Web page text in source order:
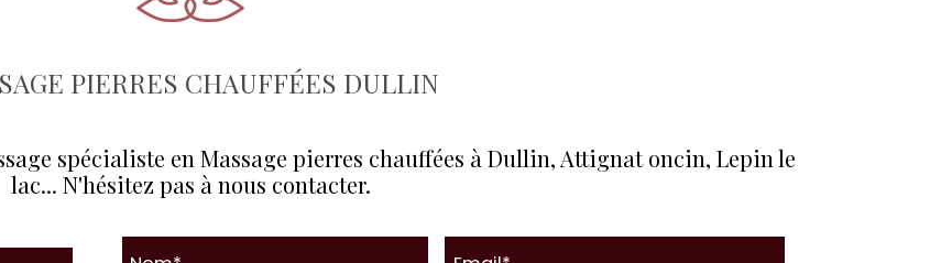
PIERRES CHAUFFÉES DULLIN
spécialiste en Massage pierres chauffées à Dullin, Attignat oncin, Lepin le
lac... N'hésitez pas à nous contacter.